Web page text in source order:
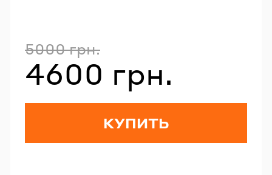
Полная стоимость
5000 грн.
Стоимость со скидкой
4600 грн.
КУПИТЬ